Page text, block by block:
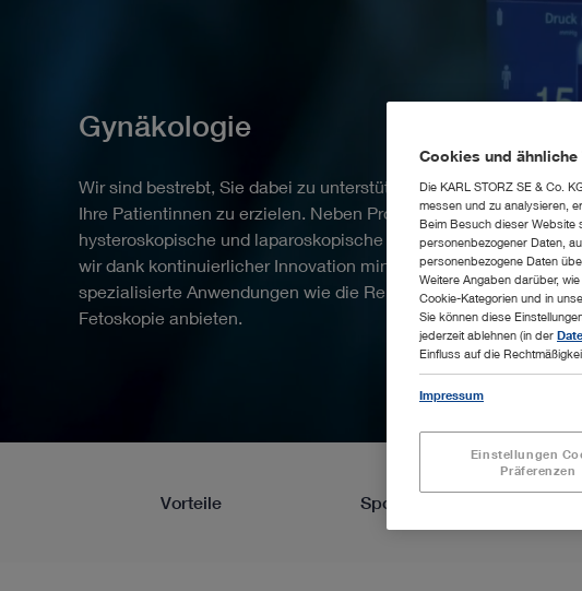
Gynäkologie
Wir sind bestrebt, Sie dabei zu unterstützen, das beste Ergebnis
Ihre Patientinnen zu erzielen. Neben Produkten für
hysteroskopische und laparoskopische Standardeingriffe
wir dank kontinuierlicher Innovation miniaturisierte Instrumente
spezialisierte Anwendungen wie die Reproduktionschirurgie und
Fetoskopie anbieten.
Vorteile Spotlight
Cookies und
Die KARL STORZ SE & Co.
messen und zu analysieren,
Beim Besuch dieser Website
personenbezogener Daten,
personenbezogene Daten
Weitere Angaben darüber,
Cookie-Kategorien und in
Sie können diese
jederzeit ablehnen (in der
Einfluss auf die
Impressum
Einstellungen
Präferenzen